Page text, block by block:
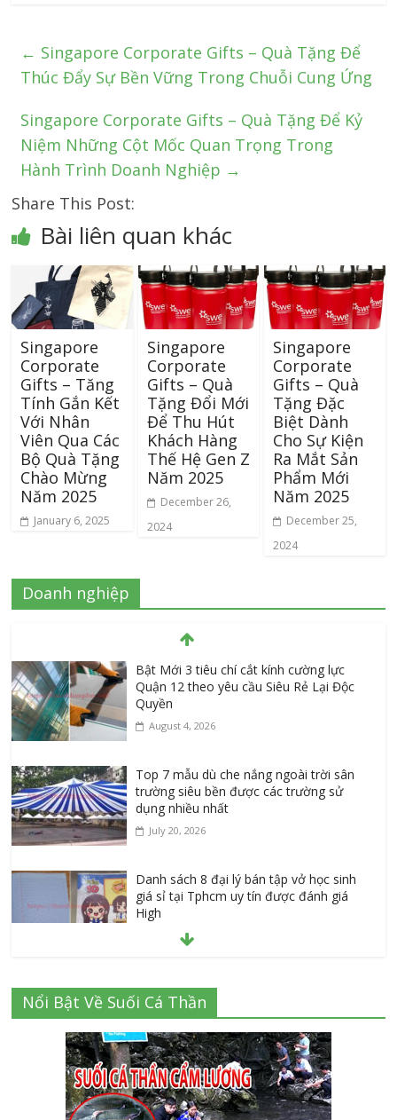
← Singapore Corporate Gifts – Quà Tặng Để
Thúc Đẩy Sự Bền Vững Trong Chuỗi Cung Ứng
Singapore Corporate Gifts – Quà Tặng Để Kỷ
Niệm Những Cột Mốc Quan Trọng Trong
Hành Trình Doanh Nghiệp →
Share This Post:
Bài liên quan khác
Singapore
Corporate
Gifts – Tăng
Tính Gắn Kết
Với Nhân
Viên Qua Các
Bộ Quà Tặng
Chào Mừng
Năm 2025
January 6, 2025
Singapore
Corporate
Gifts – Quà
Tặng Đổi Mới
Để Thu Hút
Khách Hàng
Thế Hệ Gen Z
Năm 2025
December 26,
2024
Singapore
Corporate
Gifts – Quà
Tặng Đặc
Biệt Dành
Cho Sự Kiện
Ra Mắt Sản
Phẩm Mới
Năm 2025
December 25,
2024
Doanh nghiệp
Bật Mới 3 tiêu chí cắt kính cường lực
Quận 12 theo yêu cầu Siêu Rẻ Lại Độc
Quyền
August 4, 2026
Top 7 mẫu dù che nắng ngoài trời sân
trường siêu bền được các trường sử
dụng nhiều nhất
July 20, 2026
Danh sách 8 đại lý bán tập vở học sinh
giá sỉ tại Tphcm uy tín được đánh giá
High
July 16, 2026
Cập nhật mới nhất: Vở học sinh 96 trang
giá bao nhiêu tại 3 đại lý lớn có tiếng ở
Tphcm hiện nay?
July 9, 2026
Thành Long – Số 1 về dịch vụ sửa cửa
kính Quận 1 Tphcm tận nhà uy tín, giá rẻ
Nổi Bật Về Suối Cá Thần